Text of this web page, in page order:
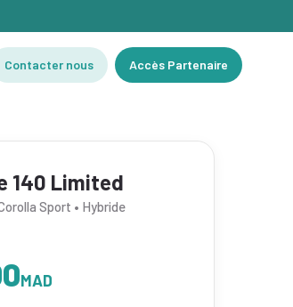
Contacter nous Accès Partenaire
140 Limited
Sport • Hybride
MAD